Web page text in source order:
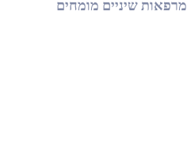
שיניים מומחים